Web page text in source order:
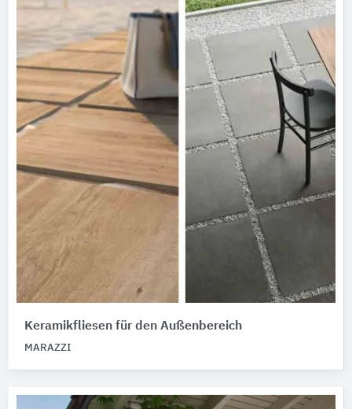
Keramikfliesen für den Außenbereich
MARAZZI